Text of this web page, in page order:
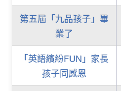
第五屆「九品孩子」畢
業了
「英語繽紛FUN」家長
孩子同感恩